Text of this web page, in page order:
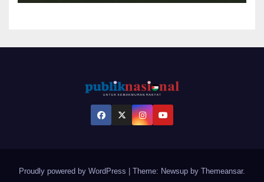
Proudly powered by WordPress Theme: Newsup by Themeansar.